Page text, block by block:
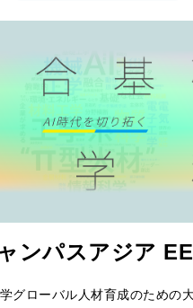
ンパスアジア
グローバル人材育成のための